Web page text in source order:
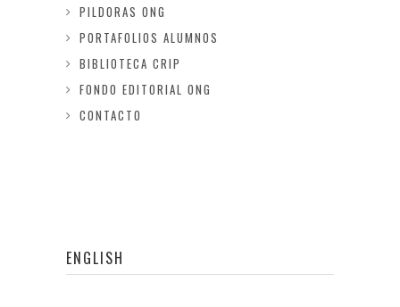
PILDORAS ONG
PORTAFOLIOS ALUMNOS
BIBLIOTECA CRIP
FONDO EDITORIAL ONG
CONTACTO
ENGLISH